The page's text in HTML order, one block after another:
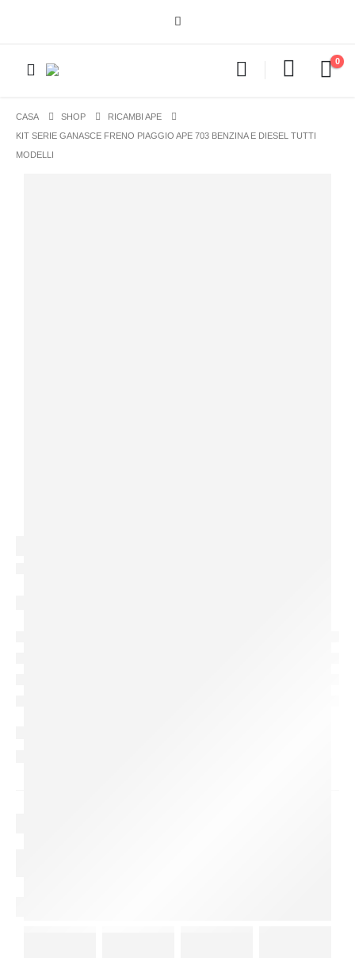
0
CASA SHOP
RICAMBI APE
KIT SERIE GANASCE FRENO PIAGGIO APE 703 BENZINA E DIESEL TUTTI
MODELLI